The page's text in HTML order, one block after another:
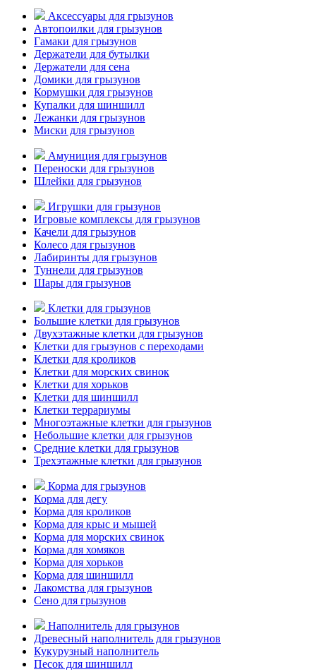
Аксессуары для грызунов
Автопоилки для грызунов
Гамаки для грызунов
Держатели для бутылки
Держатели для сена
Домики для грызунов
Кормушки для грызунов
Купалки для шиншилл
Лежанки для грызунов
Миски для грызунов
Амуниция для грызунов
Переноски для грызунов
Шлейки для грызунов
Игрушки для грызунов
Игровые комплексы для грызунов
Качели для грызунов
Колесо для грызунов
Лабиринты для грызунов
Туннели для грызунов
Шары для грызунов
Клетки для грызунов
Большие клетки для грызунов
Двухэтажные клетки для грызунов
Клетки для грызунов с переходами
Клетки для кроликов
Клетки для морских свинок
Клетки для хорьков
Клетки для шиншилл
Клетки террариумы
Многоэтажные клетки для грызунов
Небольшие клетки для грызунов
Средние клетки для грызунов
Трехэтажные клетки для грызунов
Корма для грызунов
Корма для дегу
Корма для кроликов
Корма для крыс и мышей
Корма для морских свинок
Корма для хомяков
Корма для хорьков
Корма для шиншилл
Лакомства для грызунов
Сено для грызунов
Наполнитель для грызунов
Древесный наполнитель для грызунов
Кукурузный наполнитель
Песок для шиншилл